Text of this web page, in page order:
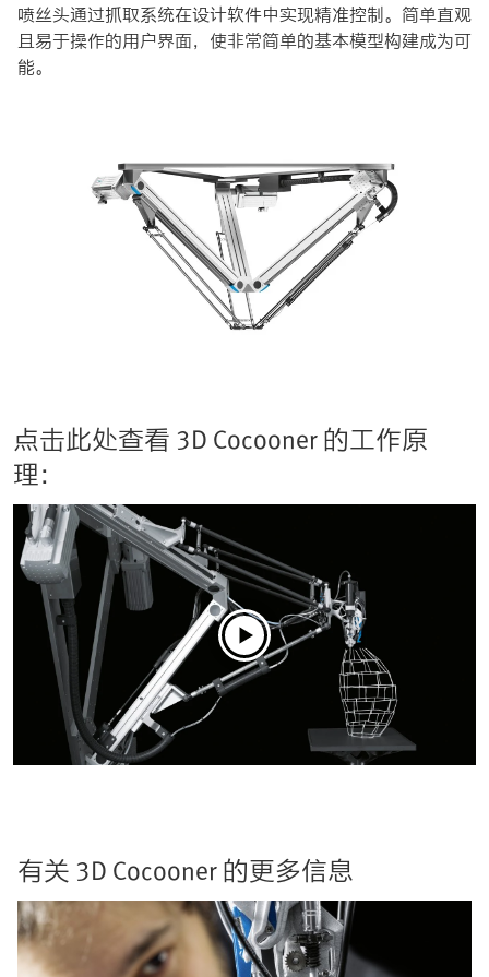
喷丝头通过抓取系统在设计软件中实现精准控制。简单直观
且易于操作的用户界面，使非常简单的基本模型构建成为可
能。
点击此处查看 3D Cocooner 的工作原
理：
有关 3D Cocooner 的更多信息